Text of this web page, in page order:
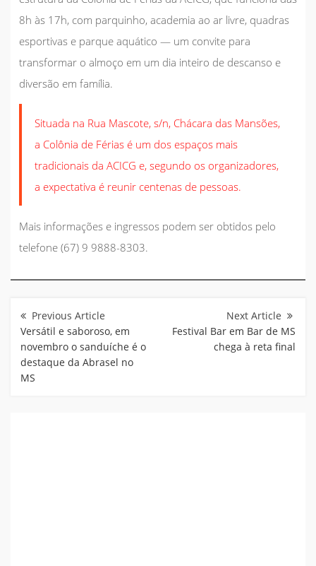
8h às 17h, com parquinho, academia ao ar livre, quadras
esportivas e parque aquático — um convite para
transformar o almoço em um dia inteiro de descanso e
diversão em família.
Situada na Rua Mascote, s/n, Chácara das Mansões,
a Colônia de Férias é um dos espaços mais
tradicionais da ACICG e, segundo os organizadores,
a expectativa é reunir centenas de pessoas.
Mais informações e ingressos podem ser obtidos pelo
telefone (67) 9 9888-8303.
de
Post
Versátil e saboroso, em
novembro o sanduíche é o
destaque da Abrasel no
MS
Festival Bar em Bar de MS
chega à reta final